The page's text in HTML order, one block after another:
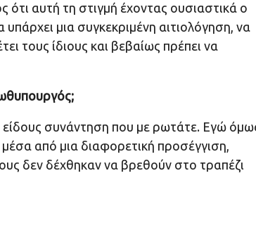
αυτή τη στιγμή έχοντας ουσιαστικά ο
μια συγκεκριμένη αιτιολόγηση, να
τους ίδιους και βεβαίως πρέπει να
είδους συνάντηση που με ρωτάτε. Εγώ
από μια διαφορετική προσέγγιση,
δεν δέχθηκαν να βρεθούν στο τραπέζι